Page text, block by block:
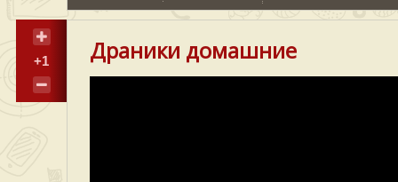
+1 Драники домашние